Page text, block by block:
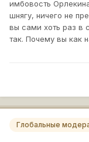
имбовость
шнягу, ничего не
вы сами хоть раз в
так. Почему вы как
Глобальные